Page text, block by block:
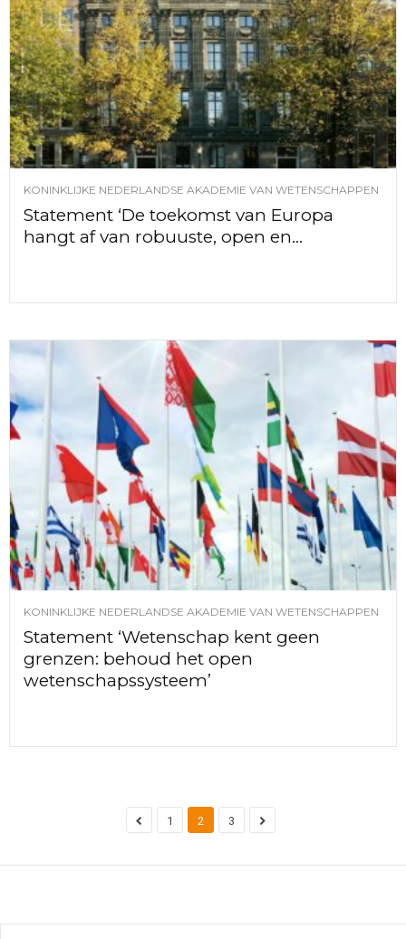
KONINKLIJKE NEDERLANDSE AKADEMIE VAN WETENSCHAPPEN
Statement ‘De toekomst van Europa
hangt af van robuuste, open en...
KONINKLIJKE NEDERLANDSE AKADEMIE VAN WETENSCHAPPEN
Statement ‘Wetenschap kent geen
grenzen: behoud het open
wetenschapssysteem’
1 2 3